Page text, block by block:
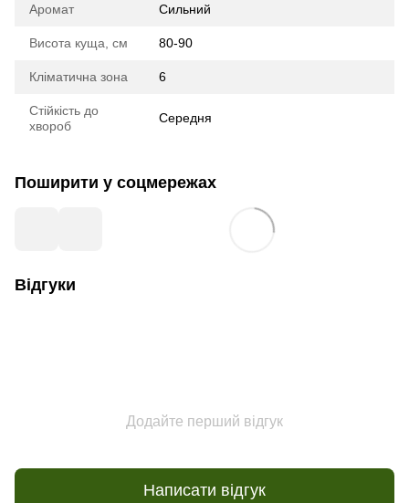
Аромат Сильний
Висота куща, см 80-90
Кліматична зона 6
Стійкість до
хвороб
Середня
Поширити у соцмережах
Відгуки
Додайте перший відгук
Написати відгук